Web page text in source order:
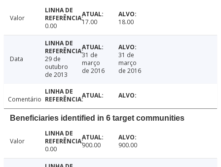
Valor
0.00
17.00 18.00
Data
29 de
outubro
de 2013
31 de
março
de 2016
31 de
março
de 2016
Comentário
Beneficiaries identified in 6 target communities
Valor
0.00
900.00 900.00